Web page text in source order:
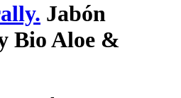
Jabón
Bio Aloe &